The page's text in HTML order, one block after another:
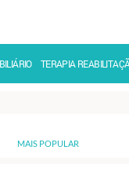
TERAPIA
MAIS POPULAR